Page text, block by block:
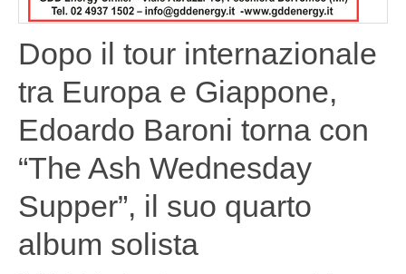
Dopo il tour internazionale
tra Europa e Giappone,
Edoardo Baroni torna con
“The Ash Wednesday
Supper”, il suo quarto
album solista